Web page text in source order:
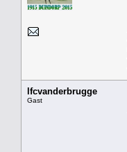
lfcvanderbrugge
Gast